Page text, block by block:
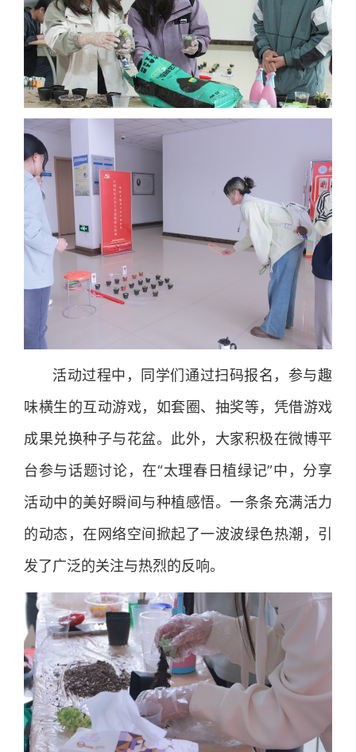
活动过程中，同学们通过扫码报名，参与趣
味横生的互动游戏，如套圈、抽奖等，凭借游戏
成果兑换种子与花盆。此外，大家积极在微博平
台参与话题讨论，在“太理春日植绿记”中，分享
活动中的美好瞬间与种植感悟。一条条充满活力
的动态，在网络空间掀起了一波波绿色热潮，引
发了广泛的关注与热烈的反响。